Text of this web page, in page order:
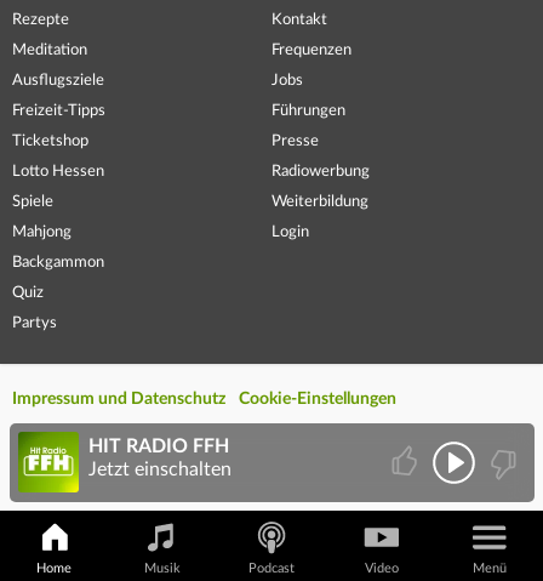
Rezepte
Meditation
Ausflugsziele
Freizeit-Tipps
Ticketshop
Lotto Hessen
Spiele
Mahjong
Backgammon
Quiz
Partys
Kontakt
Frequenzen
Jobs
Führungen
Presse
Radiowerbung
Weiterbildung
Login
Impressum und Datenschutz Cookie-Einstellungen
Home Musik Podcast Video Menü
HIT RADIO FFH
Jetzt einschalten